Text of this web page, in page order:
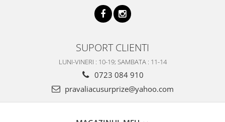
SUPORT CLIENTI
LUNI-VINERI : 10-19; SAMBATA : 11-14
0723 084 910
pravaliacusurprize@yahoo.com